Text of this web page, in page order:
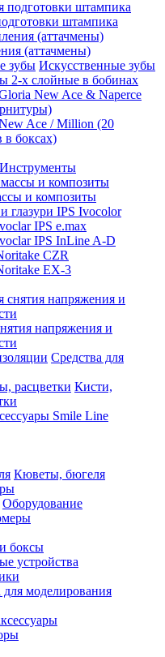
штампика
(аттачмены)
Искусственные зубы
х слойные в бобинах
New Ace & Naperce
Ace / Million (20
в боксах)
Инструменты
и композиты
глазури IPS Ivocolor
IPS e.max
IPS InLine A-D
CZR
EX-3
напряжения и
Средства для
Кисти,
Smile Line
Кюветы, бюгеля
Оборудование
боксы
устройства
для моделирования